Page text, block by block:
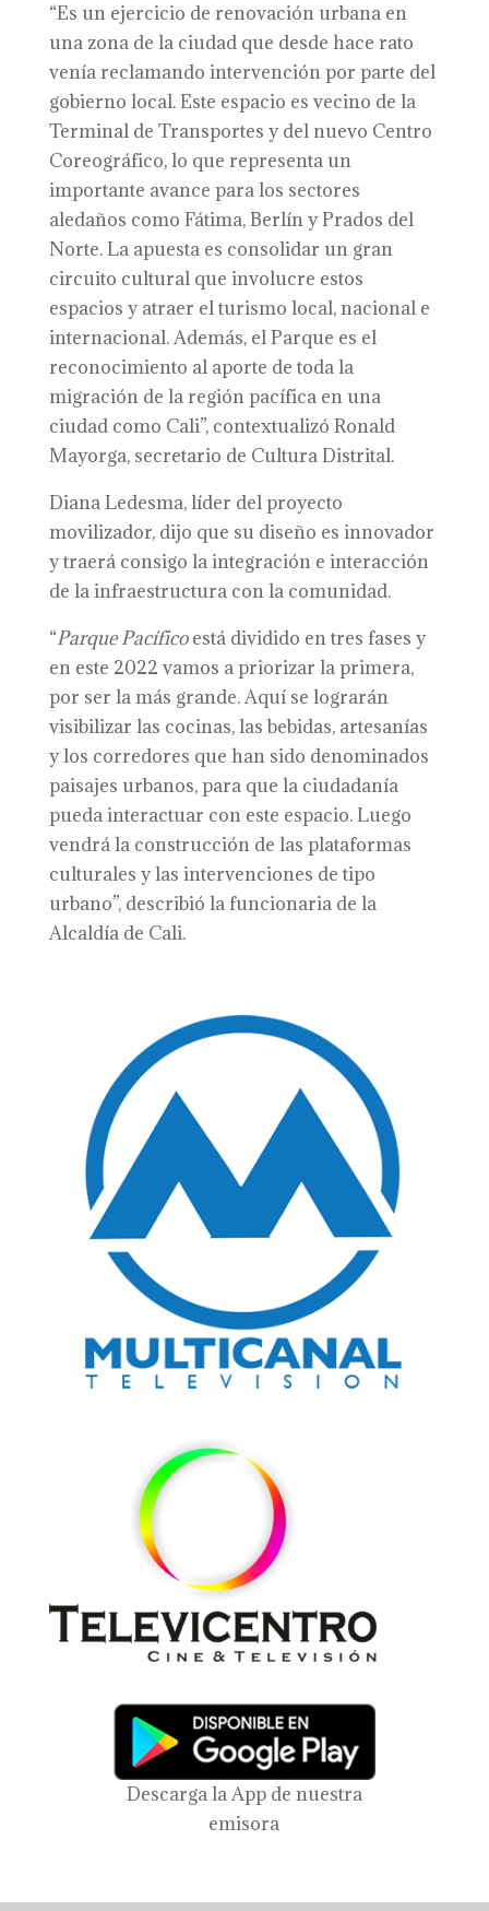
“Es un ejercicio de renovación urbana en
una zona de la ciudad que desde hace rato
venía reclamando intervención por parte del
gobierno local. Este espacio es vecino de la
Terminal de Transportes y del nuevo Centro
Coreográfico, lo que representa un
importante avance para los sectores
aledaños como Fátima, Berlín y Prados del
Norte. La apuesta es consolidar un gran
circuito cultural que involucre estos
espacios y atraer el turismo local, nacional e
internacional. Además, el Parque es el
reconocimiento al aporte de toda la
migración de la región pacífica en una
ciudad como Cali”, contextualizó Ronald
Mayorga, secretario de Cultura Distrital.
Diana Ledesma, líder del proyecto
movilizador, dijo que su diseño es innovador
y traerá consigo la integración e interacción
de la infraestructura con la comunidad.
“Parque Pacíficoestá dividido en tres fases y
en este 2022 vamos a priorizar la primera,
por ser la más grande. Aquí se lograrán
visibilizar las cocinas, las bebidas, artesanías
y los corredores que han sido denominados
paisajes urbanos, para que la ciudadanía
pueda interactuar con este espacio. Luego
vendrá la construcción de las plataformas
culturales y las intervenciones de tipo
urbano”, describió la funcionaria de la
Alcaldía de Cali.
Descarga la App de nuestra
emisora